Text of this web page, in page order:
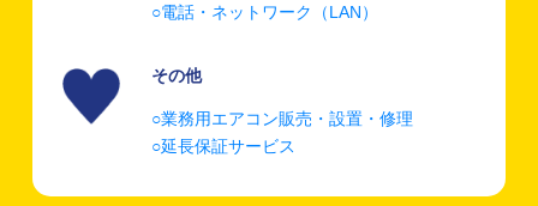
電話・ネットワーク（LAN）
その他
業務用エアコン販売・設置・修理
延長保証サービス